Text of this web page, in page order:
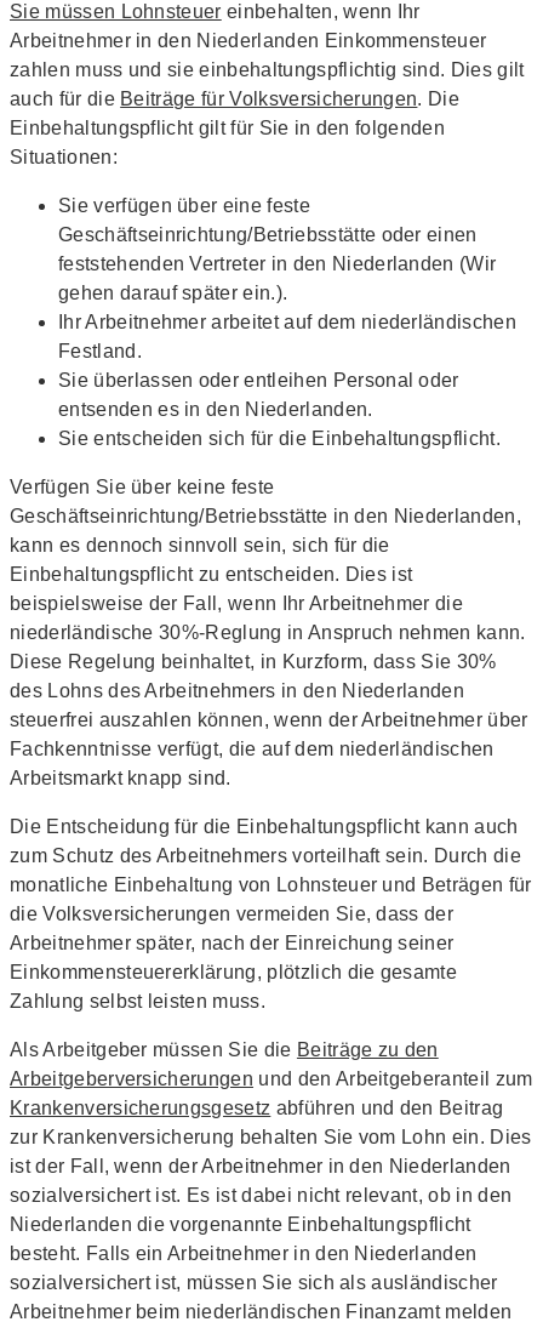
Sie müssen Lohnsteuer einbehalten, wenn Ihr
Arbeitnehmer in den Niederlanden Einkommensteuer
zahlen muss und sie einbehaltungspflichtig sind. Dies gilt
auch für die Beiträge für Volksversicherungen. Die
Einbehaltungspflicht gilt für Sie in den folgenden
Situationen:
Sie verfügen über eine feste
Geschäftseinrichtung/Betriebsstätte oder einen
feststehenden Vertreter in den Niederlanden (Wir
gehen darauf später ein.).
Ihr Arbeitnehmer arbeitet auf dem niederländischen
Festland.
Sie überlassen oder entleihen Personal oder
entsenden es in den Niederlanden.
Sie entscheiden sich für die Einbehaltungspflicht.
Verfügen Sie über keine feste
Geschäftseinrichtung/Betriebsstätte in den Niederlanden,
kann es dennoch sinnvoll sein, sich für die
Einbehaltungspflicht zu entscheiden. Dies ist
beispielsweise der Fall, wenn Ihr Arbeitnehmer die
niederländische 30%-Reglung in Anspruch nehmen kann.
Diese Regelung beinhaltet, in Kurzform, dass Sie 30%
des Lohns des Arbeitnehmers in den Niederlanden
steuerfrei auszahlen können, wenn der Arbeitnehmer über
Fachkenntnisse verfügt, die auf dem niederländischen
Arbeitsmarkt knapp sind.
Die Entscheidung für die Einbehaltungspflicht kann auch
zum Schutz des Arbeitnehmers vorteilhaft sein. Durch die
monatliche Einbehaltung von Lohnsteuer und Beträgen für
die Volksversicherungen vermeiden Sie, dass der
Arbeitnehmer später, nach der Einreichung seiner
Einkommensteuererklärung, plötzlich die gesamte
Zahlung selbst leisten muss.
Als Arbeitgeber müssen Sie die Beiträge zu den
Arbeitgeberversicherungen und den Arbeitgeberanteil zum
Krankenversicherungsgesetz abführen und den Beitrag
zur Krankenversicherung behalten Sie vom Lohn ein. Dies
ist der Fall, wenn der Arbeitnehmer in den Niederlanden
sozialversichert ist. Es ist dabei nicht relevant, ob in den
Niederlanden die vorgenannte Einbehaltungspflicht
besteht. Falls ein Arbeitnehmer in den Niederlanden
sozialversichert ist, müssen Sie sich als ausländischer
Arbeitnehmer beim niederländischen Finanzamt melden